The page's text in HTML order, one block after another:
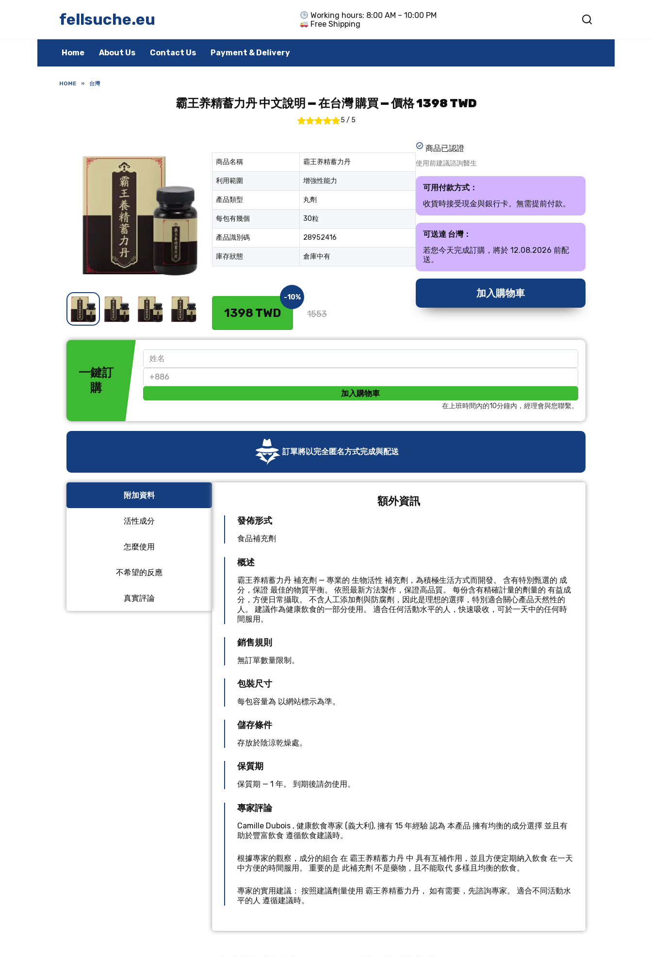
fellsuche.eu
Working hours: 8:00 AM – 10:00 PM
Free Shipping
Home About Us Contact Us Payment & Delivery
HOME » 台灣
霸王养精蓄力丹 中文說明 — 在台灣 購買 — 價格 1398 TWD
5 / 5
商品名稱 霸王养精蓄力丹
利用範圍 增強性能力
產品類型 丸劑
每包有幾個 30粒
產品識別碼 28952416
庫存狀態 倉庫中有
1398 TWD
-10%
1553
商品已認證
使用前建議諮詢醫生
可用付款方式：
收貨時接受現金與銀行卡。無需提前付款。
可送達 台灣：
若您今天完成訂購，將於 12.08.2026 前配
送。
加入購物車
一鍵訂
購
加入購物車
在上班時間內的10分鐘內，經理會與您聯繫。
訂單將以完全匿名方式完成與配送
附加資料
活性成分
怎麼使用
不希望的反應
真實評論
額外資訊
發佈形式
食品補充劑
概述
霸王养精蓄力丹 補充劑 — 專業的 生物活性 補充劑，為積極生活方式而開發。 含有特別甄選的 成
分，保證 最佳的物質平衡。 依照最新方法製作，保證高品質。 每份含有精確計量的劑量的 有益成
分，方便日常攝取。 不含人工添加劑與防腐劑，因此是理想的選擇，特別適合關心產品天然性的
人。 建議作為健康飲食的一部分使用。 適合任何活動水平的人，快速吸收，可於一天中的任何時
間服用。
銷售規則
無訂單數量限制。
包裝尺寸
每包容量為 以網站標示為準。
儲存條件
存放於陰涼乾燥處。
保質期
保質期 — 1 年。 到期後請勿使用。
專家評論
Camille Dubois , 健康飲食專家 (義大利), 擁有 15 年經驗 認為 本產品 擁有均衡的成分選擇 並且有
助於豐富飲食 遵循飲食建議時。
根據專家的觀察，成分的組合 在 霸王养精蓄力丹 中 具有互補作用，並且方便定期納入飲食 在一天
中方便的時間服用。 重要的是 此補充劑 不是藥物，且不能取代 多樣且均衡的飲食。
專家的實用建議： 按照建議劑量使用 霸王养精蓄力丹， 如有需要，先諮詢專家。 適合不同活動水
平的人 遵循建議時。